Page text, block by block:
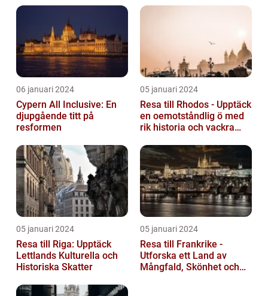
06 januari 2024
Cypern All Inclusive: En
djupgående titt på
resformen
05 januari 2024
Resa till Rhodos - Upptäck
en oemotståndlig ö med
rik historia och vackra
05 januari 2024
Resa till Riga: Upptäck
Lettlands Kulturella och
Historiska Skatter
05 januari 2024
Resa till Frankrike -
Utforska ett Land av
Mångfald, Skönhet och